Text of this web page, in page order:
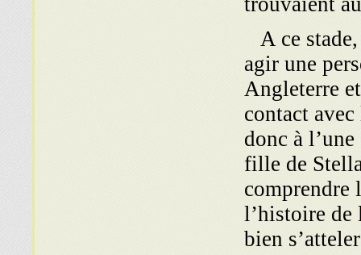
A ce
agir une
Angleterre
contact avec
donc à
fille de
comprendre
l’histoire
bien